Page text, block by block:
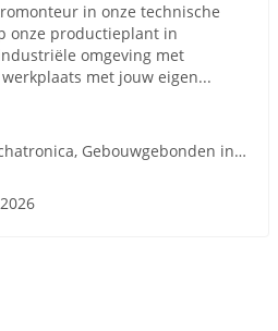
in onze technische
onze productieplant in
omgeving met
met jouw eigen...
Elektrotechniek, Mechatronica, Gebouwgebonden installaties